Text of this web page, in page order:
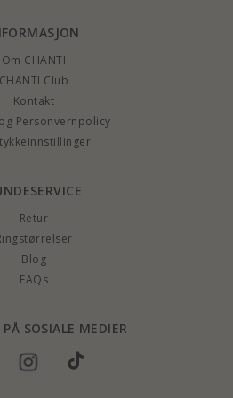
Om CHANTI
CHANTI Club
Kontakt
Personvernpolicy
Retur
Blog
FAQs
SOSIALE MEDIER